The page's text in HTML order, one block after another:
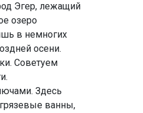
Эгер, лежащий
озеро
в немногих
осени.
Советуем
Здесь
ванны,